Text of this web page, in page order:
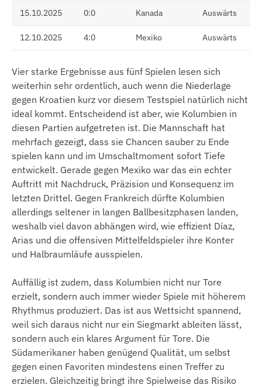
15.10.2025 0:0 Kanada Auswärts
12.10.2025 4:0 Mexiko Auswärts
Vier starke Ergebnisse aus fünf Spielen lesen sich
weiterhin sehr ordentlich, auch wenn die Niederlage
gegen Kroatien kurz vor diesem Testspiel natürlich nicht
ideal kommt. Entscheidend ist aber, wie Kolumbien in
diesen Partien aufgetreten ist. Die Mannschaft hat
mehrfach gezeigt, dass sie Chancen sauber zu Ende
spielen kann und im Umschaltmoment sofort Tiefe
entwickelt. Gerade gegen Mexiko war das ein echter
Auftritt mit Nachdruck, Präzision und Konsequenz im
letzten Drittel. Gegen Frankreich dürfte Kolumbien
allerdings seltener in langen Ballbesitzphasen landen,
weshalb viel davon abhängen wird, wie effizient Díaz,
Arias und die offensiven Mittelfeldspieler ihre Konter
und Halbraumläufe ausspielen.
Auffällig ist zudem, dass Kolumbien nicht nur Tore
erzielt, sondern auch immer wieder Spiele mit höherem
Rhythmus produziert. Das ist aus Wettsicht spannend,
weil sich daraus nicht nur ein Siegmarkt ableiten lässt,
sondern auch ein klares Argument für Tore. Die
Südamerikaner haben genügend Qualität, um selbst
gegen einen Favoriten mindestens einen Treffer zu
erzielen. Gleichzeitig bringt ihre Spielweise das Risiko